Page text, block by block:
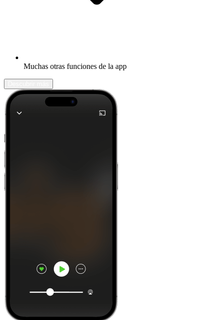
Muchas otras funciones de la app